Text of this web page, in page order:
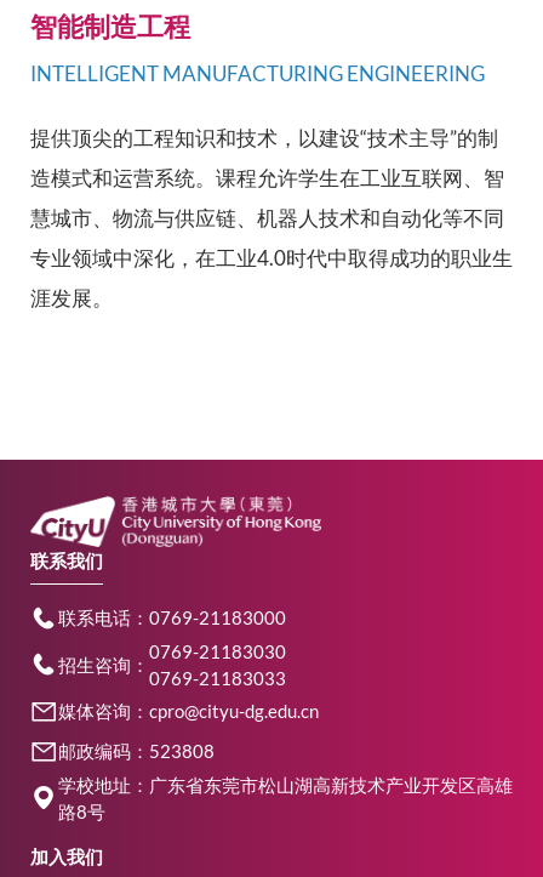
智能制造工程
INTELLIGENT MANUFACTURING ENGINEERING
提供顶尖的工程知识和技术，以建设“技术主导”的制
造模式和运营系统。课程允许学生在工业互联网、智
慧城市、物流与供应链、机器人技术和自动化等不同
专业领域中深化，在工业4.0时代中取得成功的职业生
涯发展。
联系我们
联系电话：0769-21183000
招生咨询：
0769-21183030
0769-21183033
媒体咨询：cpro@cityu-dg.edu.cn
邮政编码：523808
学校地址：广东省东莞市松山湖高新技术产业开发区高雄
路8号
加入我们